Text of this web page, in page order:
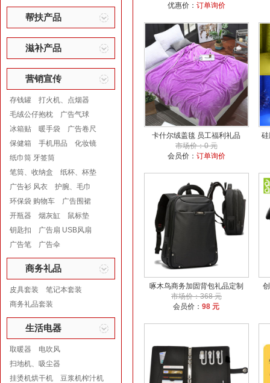
帮扶产品
滋补产品
营销宣传
存钱罐
打火机、点烟器
毛绒公仔抱枕
广告气球
冰箱贴
暖手袋
广告卷尺
保健箱
手机用品
化妆镜
纸巾筒 牙签筒
笔筒、收纳盒
纸杯、杯垫
广告衫 风衣
护腕、毛巾
环保袋 购物车
广告围裙
开瓶器
烟灰缸
鼠标垫
钥匙扣
广告扇 USB风扇
广告笔
广告伞
商务礼品
皮具套装
笔记本套装
商务礼品套装
生活电器
取暖器
电吹风
扫地机、吸尘器
挂烫机烘干机
豆浆机榨汁机
优惠价： 订单询价
卡什尔绒盖毯 员工福利礼品
市场价：0 元
会员价： 订单询价
啄木鸟商务加固背包礼品定制
市场价：368 元
会员价：98 元